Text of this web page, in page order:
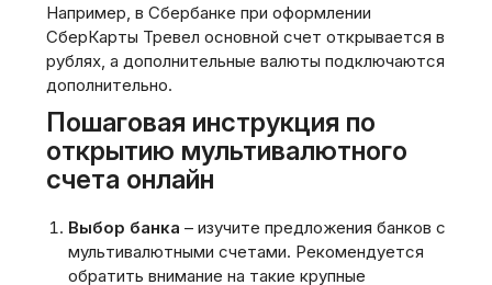
Например, в Сбербанке при оформлении
СберКарты Тревел основной счет открывается в
рублях, а дополнительные валюты подключаются
дополнительно.
Пошаговая инструкция по
открытию мультивалютного
счета онлайн
Выбор банка – изучите предложения банков с
мультивалютными счетами. Рекомендуется
обратить внимание на такие крупные